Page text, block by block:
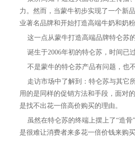
力。然而，当蒙牛初步实现了一个新
业著名品牌和开始打造高端牛奶和奶粉
这一点从蒙牛打造高端品牌特仑苏
诞生于2006年初的特仑苏，时间已
不是蒙牛的特仑苏产品有问题，也
走访市场中了解到：特仑苏与其它
用的是同样的促销方法和手段，面对
是找不出花一倍高价购买的理由。
虽然在特仑苏的终端上摆上了“造骨
是很难让消费者来多花一倍价钱来购买